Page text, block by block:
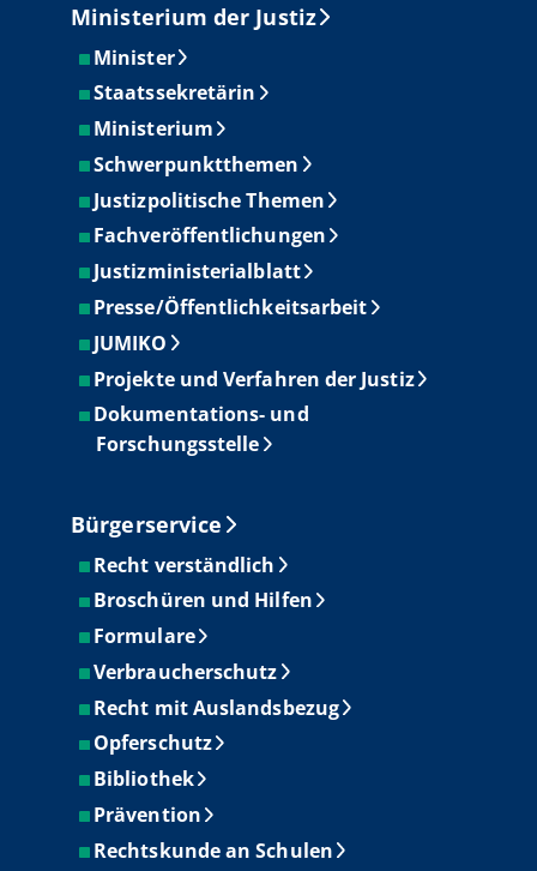
Ministerium der Justiz
Minister
Staatssekretärin
Ministerium
Schwerpunktthemen
Justizpolitische Themen
Fachveröffentlichungen
Justizministerialblatt
Presse/Öffentlichkeitsarbeit
JUMIKO
Projekte und Verfahren der Justiz
Dokumentations- und
Forschungsstelle
Bürgerservice
Recht verständlich
Broschüren und Hilfen
Formulare
Verbraucherschutz
Recht mit Auslandsbezug
Opferschutz
Bibliothek
Prävention
Rechtskunde an Schulen